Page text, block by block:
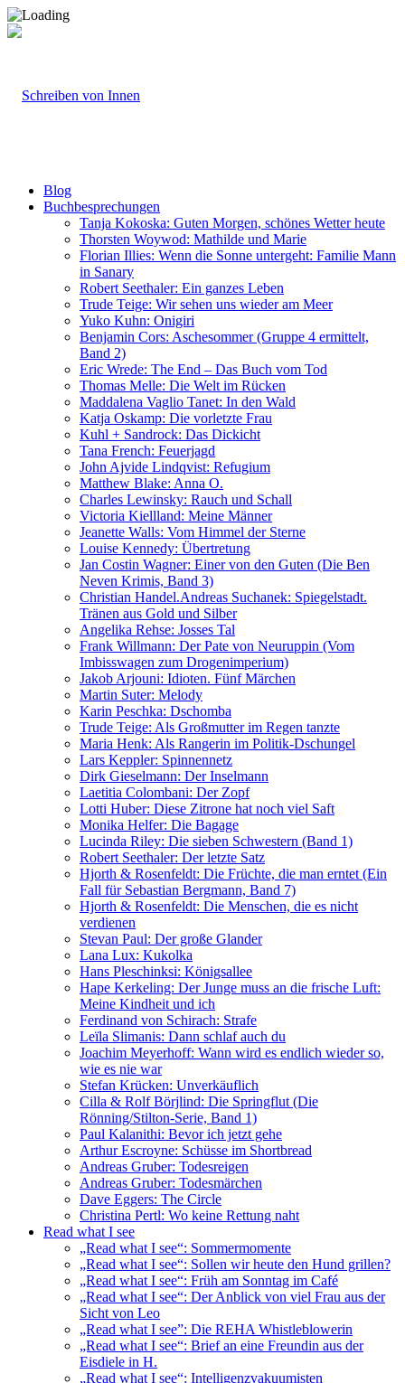
Blog
Buchbesprechungen
Tanja Kokoska: Guten Morgen, schönes Wetter heute
Thorsten Woywod: Mathilde und Marie
Florian Illies: Wenn die Sonne untergeht: Familie Mann
in Sanary
Robert Seethaler: Ein ganzes Leben
Trude Teige: Wir sehen uns wieder am Meer
Yuko Kuhn: Onigiri
Benjamin Cors: Aschesommer (Gruppe 4 ermittelt,
Band 2)
Eric Wrede: The End – Das Buch vom Tod
Thomas Melle: Die Welt im Rücken
Maddalena Vaglio Tanet: In den Wald
Katja Oskamp: Die vorletzte Frau
Kuhl + Sandrock: Das Dickicht
Tana French: Feuerjagd
John Ajvide Lindqvist: Refugium
Matthew Blake: Anna O.
Charles Lewinsky: Rauch und Schall
Victoria Kiellland: Meine Männer
Jeanette Walls: Vom Himmel der Sterne
Louise Kennedy: Übertretung
Jan Costin Wagner: Einer von den Guten (Die Ben
Neven Krimis, Band 3)
Christian Handel.Andreas Suchanek: Spiegelstadt.
Tränen aus Gold und Silber
Angelika Rehse: Josses Tal
Frank Willmann: Der Pate von Neuruppin (Vom
Imbisswagen zum Drogenimperium)
Jakob Arjouni: Idioten. Fünf Märchen
Martin Suter: Melody
Karin Peschka: Dschomba
Trude Teige: Als Großmutter im Regen tanzte
Maria Henk: Als Rangerin im Politik-Dschungel
Lars Keppler: Spinnennetz
Dirk Gieselmann: Der Inselmann
Laetitia Colombani: Der Zopf
Lotti Huber: Diese Zitrone hat noch viel Saft
Monika Helfer: Die Bagage
Lucinda Riley: Die sieben Schwestern (Band 1)
Robert Seethaler: Der letzte Satz
Hjorth & Rosenfeldt: Die Früchte, die man erntet (Ein
Fall für Sebastian Bergmann, Band 7)
Hjorth & Rosenfeldt: Die Menschen, die es nicht
verdienen
Stevan Paul: Der große Glander
Lana Lux: Kukolka
Hans Pleschinksi: Königsallee
Hape Kerkeling: Der Junge muss an die frische Luft:
Meine Kindheit und ich
Ferdinand von Schirach: Strafe
Leïla Slimanis: Dann schlaf auch du
Joachim Meyerhoff: Wann wird es endlich wieder so,
wie es nie war
Stefan Krücken: Unverkäuflich
Cilla & Rolf Börjlind: Die Springflut (Die
Rönning/Stilton-Serie, Band 1)
Paul Kalanithi: Bevor ich jetzt gehe
Arthur Escroyne: Schüsse im Shortbread
Andreas Gruber: Todesreigen
Andreas Gruber: Todesmärchen
Dave Eggers: The Circle
Christina Pertl: Wo keine Rettung naht
Read what I see
„Read what I see“: Sommermomente
„Read what I see“: Sollen wir heute den Hund grillen?
„Read what I see“: Früh am Sonntag im Café
„Read what I see“: Der Anblick von viel Frau aus der
Sicht von Leo
„Read what I see”: Die REHA Whistleblowerin
„Read what I see“: Brief an eine Freundin aus der
Eisdiele in H.
„Read what I see“: Intelligenzvakuumisten